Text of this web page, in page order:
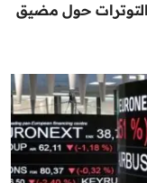
التوترات حول مضيق